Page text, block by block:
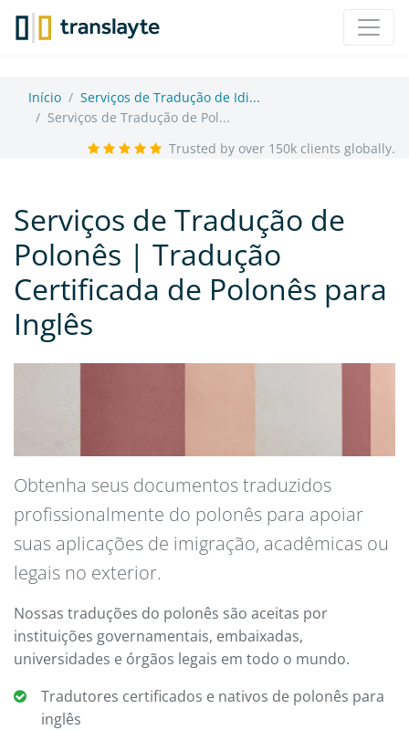
Início
Serviços de Tradução de Idi...
Serviços de Tradução de Pol...
Trusted by over 150k clients globally.
Serviços de Tradução de
Polonês | Tradução
Certificada de Polonês para
Inglês
Obtenha seus documentos traduzidos
profissionalmente do polonês para apoiar
suas aplicações de imigração, acadêmicas ou
legais no exterior.
Nossas traduções do polonês são aceitas por
instituições governamentais, embaixadas,
universidades e órgãos legais em todo o mundo.
Tradutores certificados e nativos de polonês para
inglês